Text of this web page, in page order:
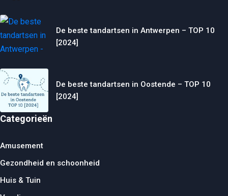
De beste tandartsen in Antwerpen – TOP 10
[2024]
De beste tandartsen in Oostende – TOP 10
[2024]
Categorieën
Amusement
Gezondheid en schoonheid
Huis & Tuin